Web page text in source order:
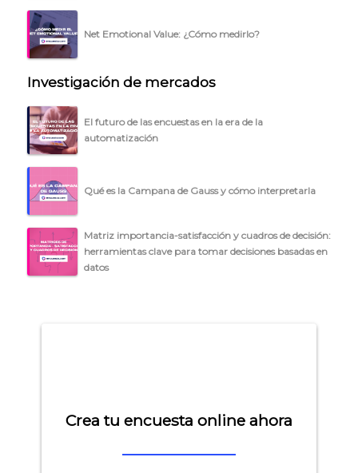
ACCEDER →
Net Emotional Value: ¿Cómo medirlo?
Investigación de mercados
El futuro de las encuestas en la era de la
automatización
Qué es la Campana de Gauss y cómo interpretarla
Matriz importancia-satisfacción y cuadros de decisión:
herramientas clave para tomar decisiones basadas en
datos
Crea tu encuesta online ahora